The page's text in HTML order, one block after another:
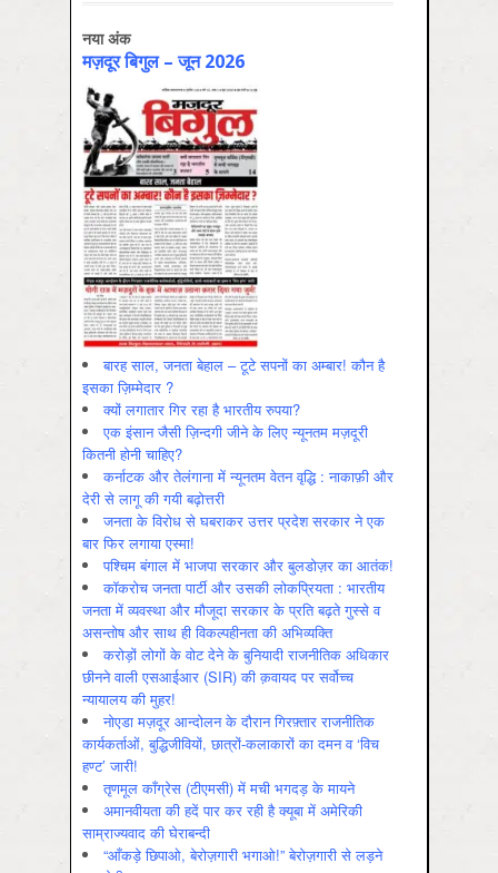
नया अंक
मज़दूर बिगुल – जून 2026
बारह साल, जनता बेहाल – टूटे सपनों का अम्बार! कौन है
इसका ज़िम्मेदार ?
क्यों लगातार गिर रहा है भारतीय रुपया?
एक इंसान जैसी ज़िन्दगी जीने के लिए न्यूनतम मज़दूरी
कितनी होनी चाहिए?
कर्नाटक और तेलंगाना में न्यूनतम वेतन वृद्धि : नाकाफ़ी और
देरी से लागू की गयी बढ़ोत्तरी
जनता के विरोध से घबराकर उत्तर प्रदेश सरकार ने एक
बार फिर लगाया एस्मा!
पश्चिम बंगाल में भाजपा सरकार और बुलडोज़र का आतंक!
कॉकरोच जनता पार्टी और उसकी लोकप्रियता : भारतीय
जनता में व्‍यवस्‍था और मौजूदा सरकार के प्रति बढ़ते गुस्‍से व
असन्‍तोष और साथ ही विकल्‍पहीनता की अभिव्‍यक्ति
करोड़ों लोगों के वोट देने के बुनियादी राजनीतिक अधिकार
छीनने वाली एसआईआर (SIR) की क़वायद पर सर्वोच्च
न्यायालय की मुहर!
नोएडा मज़दूर आन्दोलन के दौरान गिरफ़्तार राजनीतिक
कार्यकर्ताओं, बुद्धिजीवियों, छात्रों-कलाकारों का दमन व ‘विच
हण्ट’ जारी!
तृणमूल काँग्रेस (टीएमसी) में मची भगदड़ के मायने
अमानवीयता की हदें पार कर रही है क्यूबा में अमेरिकी
साम्राज्यवाद की घेराबन्दी
“आँकड़े छिपाओ, बेरोज़गारी भगाओ!” बेरोज़गारी से लड़ने